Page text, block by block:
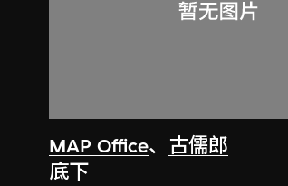
MAP Office、 古儒郎
底下